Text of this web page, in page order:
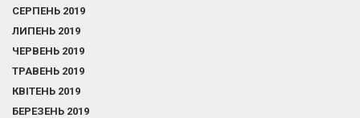
СЕРПЕНЬ 2019
ЛИПЕНЬ 2019
ЧЕРВЕНЬ 2019
ТРАВЕНЬ 2019
КВІТЕНЬ 2019
БЕРЕЗЕНЬ 2019